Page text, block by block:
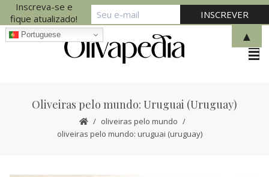
Oliveiras pelo mundo: Uruguai (Uruguay)
oliveiras pelo mundo
oliveiras pelo mundo: uruguai (uruguay)
Inscreva-se e
fique atualizado!
▲
Portuguese